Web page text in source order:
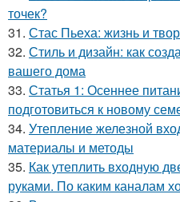
точек?
31. Стас Пьеха: жизнь и
32. Стиль и дизайн: как
вашего дома
33. Статья 1: Осеннее
подготовиться к новому
34. Утепление железной
материалы и методы
35. Как утеплить входную
руками. По каким каналам